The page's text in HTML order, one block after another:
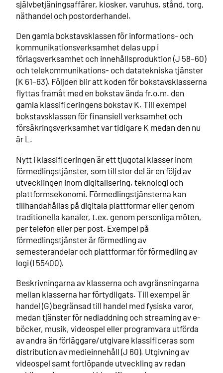
självbetjäningsaffärer, kiosker, varuhus, stånd, torg,
näthandel och postorderhandel.
Den gamla bokstavsklassen för informations- och
kommunikationsverksamhet delas upp i
förlagsverksamhet och innehållsproduktion (J 58–60)
och telekommunikations- och datatekniska tjänster
(K 61–63). Följden blir att koden för bokstavsklasserna
flyttas framåt med en bokstav ända fr.o.m. den
gamla klassificeringens bokstav K. Till exempel
bokstavsklassen för finansiell verksamhet och
försäkringsverksamhet var tidigare K medan den nu
är L.
Nytt i klassificeringen är ett tjugotal klasser inom
förmedlingstjänster, som till stor del är en följd av
utvecklingen inom digitalisering, teknologi och
plattformsekonomi. Förmedlingstjänsterna kan
tillhandahållas på digitala plattformar eller genom
traditionella kanaler, t.ex. genom personliga möten,
per telefon eller per post. Exempel på
förmedlingstjänster är förmedling av
semesterandelar och plattformar för förmedling av
logi (I 55400).
Beskrivningarna av klasserna och avgränsningarna
mellan klasserna har förtydligats. Till exempel är
handel (G) begränsad till handel med fysiska varor,
medan tjänster för nedladdning och streaming av e-
böcker, musik, videospel eller programvara utförda
av andra än förläggare/utgivare klassificeras som
distribution av medieinnehåll (J 60). Utgivning av
videospel samt fortlöpande utveckling av redan